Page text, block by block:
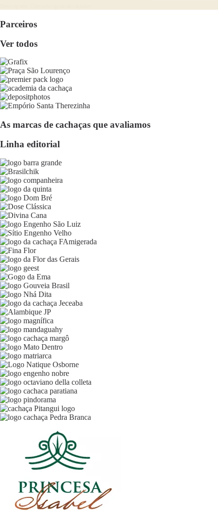
Parceiros
Ver todos
As marcas de cachaças que avaliamos
Linha editorial